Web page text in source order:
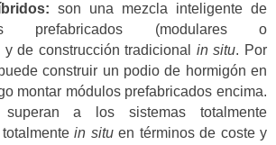
son una mezcla inteligente de
prefabricados (modulares o
y de construcción tradicional in situ. Por
construir un podio de hormigón en
montar módulos prefabricados encima.
a los sistemas totalmente
totalmentein situen términos de coste y